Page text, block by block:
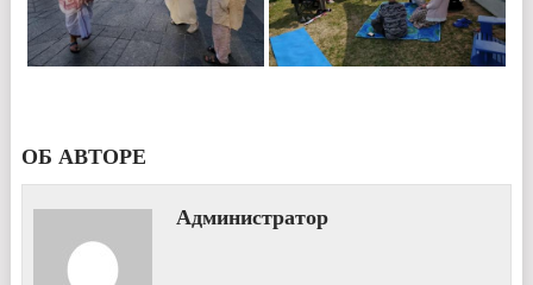
ОБ АВТОРЕ
Администратор